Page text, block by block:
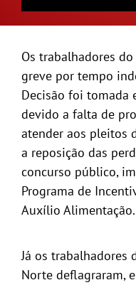
Os trabalhadores
greve por tempo
Decisão foi tomada
devido a falta de
atender aos pleitos
a reposição das
concurso público,
Programa de
Auxílio Alimentação.
Já os trabalhadores
Norte deflagraram,